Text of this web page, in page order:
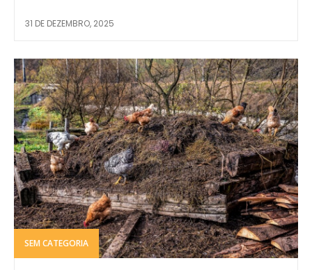
31 DE DEZEMBRO, 2025
SEM CATEGORIA